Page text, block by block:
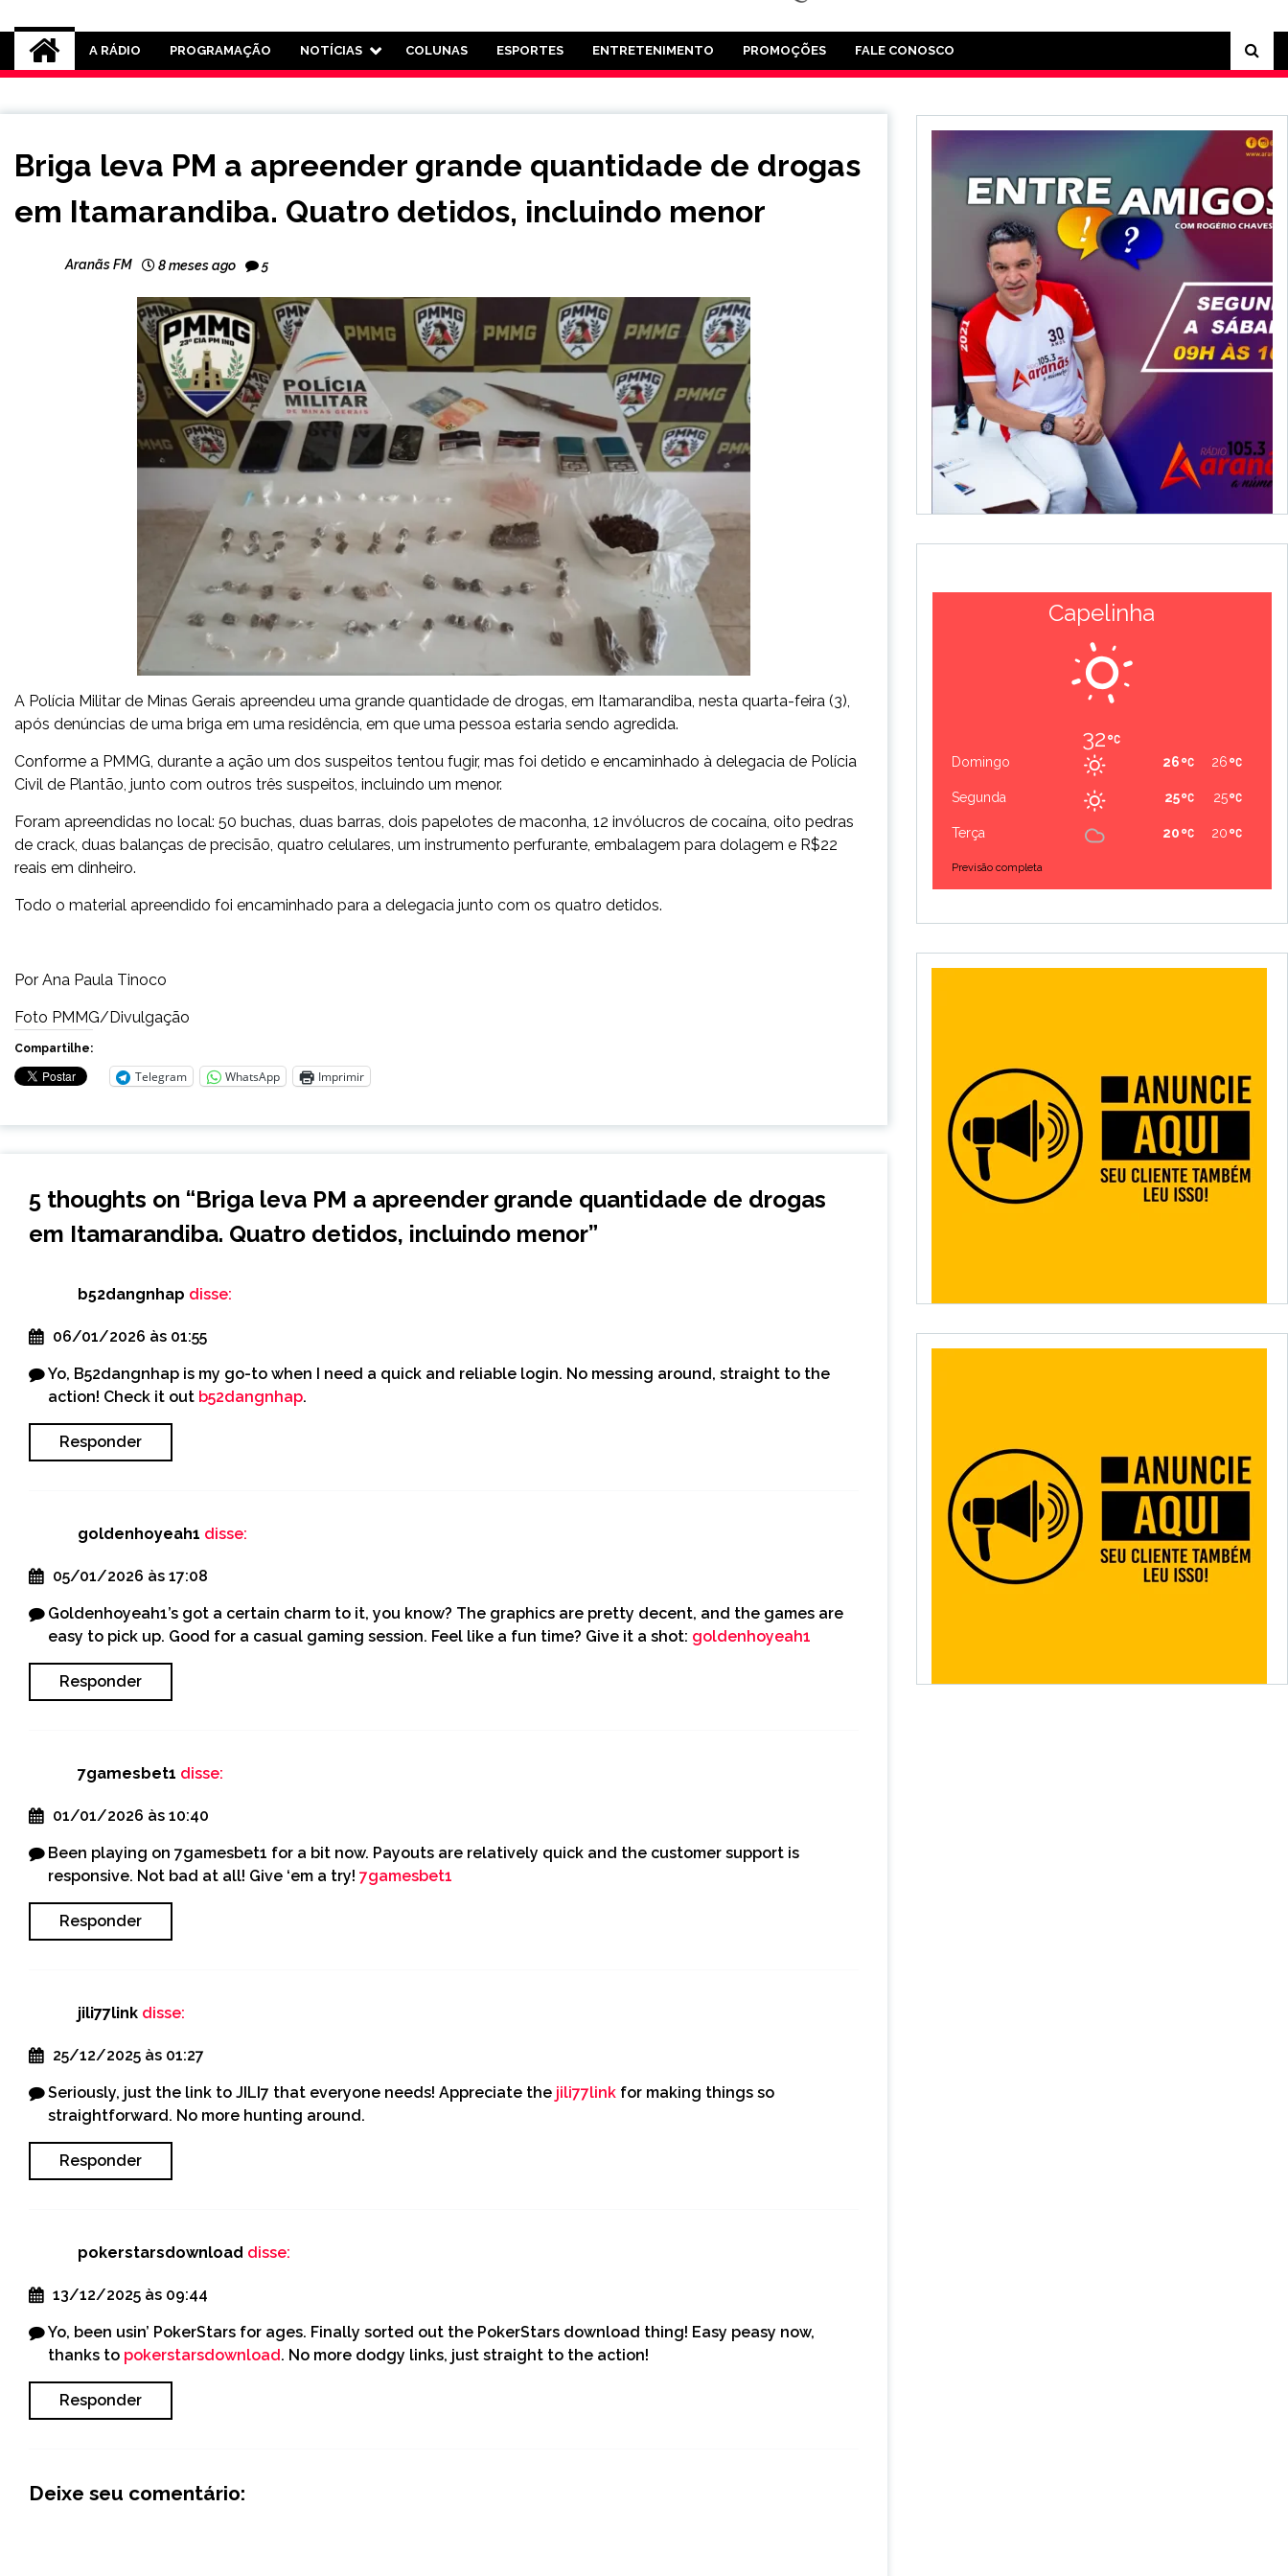
Rádio Aranãs 105.3
A RÁDIO PROGRAMAÇÃO NOTÍCIAS COLUNAS ESPORTES ENTRETENIMENTO PROMOÇÕES FALE CONOSCO
GERAIS
NOTÍCIAS
Briga leva PM a apreender grande quantidade de drogas
em Itamarandiba. Quatro detidos, incluindo menor
Aranãs FM 8 meses ago 5
A Polícia Militar de Minas Gerais apreendeu uma grande quantidade de drogas, em Itamarandiba, nesta quarta-feira (3),
após denúncias de uma briga em uma residência, em que uma pessoa estaria sendo agredida.
Conforme a PMMG, durante a ação um dos suspeitos tentou fugir, mas foi detido e encaminhado à delegacia de Polícia
Civil de Plantão, junto com outros três suspeitos, incluindo um menor.
Foram apreendidas no local: 50 buchas, duas barras, dois papelotes de maconha, 12 invólucros de cocaína, oito pedras
de crack, duas balanças de precisão, quatro celulares, um instrumento perfurante, embalagem para dolagem e R$22
reais em dinheiro.
Todo o material apreendido foi encaminhado para a delegacia junto com os quatro detidos.
Por Ana Paula Tinoco
Foto PMMG/Divulgação
Compartilhe:
Telegram WhatsApp Imprimir
5 thoughts on “Briga leva PM a apreender grande quantidade de drogas
em Itamarandiba. Quatro detidos, incluindo menor”
b52dangnhap disse:
06/01/2026 às 01:55
Yo, B52dangnhap is my go-to when I need a quick and reliable login. No messing around, straight to the
action! Check it out b52dangnhap.
Responder
goldenhoyeah1 disse:
05/01/2026 às 17:08
Goldenhoyeah1’s got a certain charm to it, you know? The graphics are pretty decent, and the games are
easy to pick up. Good for a casual gaming session. Feel like a fun time? Give it a shot: goldenhoyeah1
Responder
7gamesbet1 disse:
01/01/2026 às 10:40
Been playing on 7gamesbet1 for a bit now. Payouts are relatively quick and the customer support is
responsive. Not bad at all! Give ‘em a try! 7gamesbet1
Responder
jili77link disse:
25/12/2025 às 01:27
Seriously, just the link to JILI7 that everyone needs! Appreciate the jili77link for making things so
straightforward. No more hunting around.
Responder
pokerstarsdownload disse:
13/12/2025 às 09:44
Yo, been usin’ PokerStars for ages. Finally sorted out the PokerStars download thing! Easy peasy now,
thanks to pokerstarsdownload. No more dodgy links, just straight to the action!
Responder
Deixe seu comentário:
Capelinha
32
Domingo 26
26
Segunda 25
25
Terça 20
20
Previsão completa